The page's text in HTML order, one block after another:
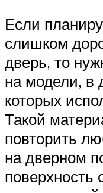
Если
слишком
дверь, то
на модели, в
которых
Такой
повторить
на дверном
поверхность